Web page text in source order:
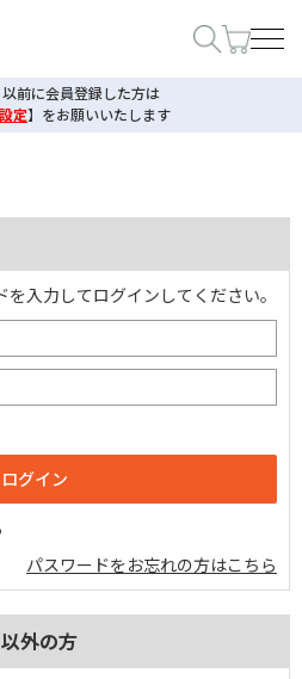
前に会員登録した方は
定】 をお願いいたします
入力してログインしてください。
パスワードをお忘れの方はこちら
外の方